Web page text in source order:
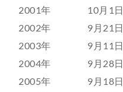
2001年
10月1日
2002年
9月21日
2003年
9月11日
2004年
9月28日
2005年
9月18日